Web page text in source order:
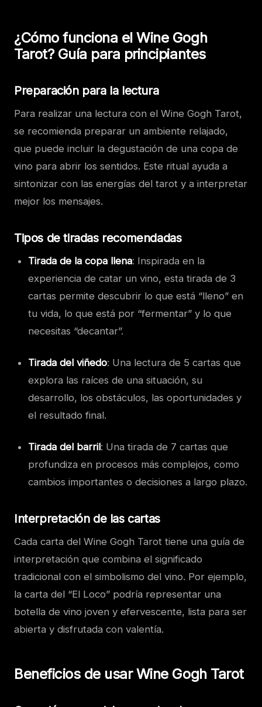
¿Cómo funciona el Wine Gogh
Tarot? Guía para principiantes
Preparación para la lectura
Para realizar una lectura con el Wine Gogh Tarot,
se recomienda preparar un ambiente relajado,
que puede incluir la degustación de una copa de
vino para abrir los sentidos. Este ritual ayuda a
sintonizar con las energías del tarot y a interpretar
mejor los mensajes.
Tipos de tiradas recomendadas
Tirada de la copa llena: Inspirada en la
experiencia de catar un vino, esta tirada de 3
cartas permite descubrir lo que está “lleno” en
tu vida, lo que está por “fermentar” y lo que
necesitas “decantar”.
Tirada del viñedo: Una lectura de 5 cartas que
explora las raíces de una situación, su
desarrollo, los obstáculos, las oportunidades y
el resultado final.
Tirada del barril: Una tirada de 7 cartas que
profundiza en procesos más complejos, como
cambios importantes o decisiones a largo plazo.
Interpretación de las cartas
Cada carta del Wine Gogh Tarot tiene una guía de
interpretación que combina el significado
tradicional con el simbolismo del vino. Por ejemplo,
la carta del “El Loco” podría representar una
botella de vino joven y efervescente, lista para ser
abierta y disfrutada con valentía.
Beneficios de usar Wine Gogh Tarot